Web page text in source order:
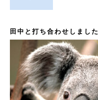
田中と打ち合わせしました